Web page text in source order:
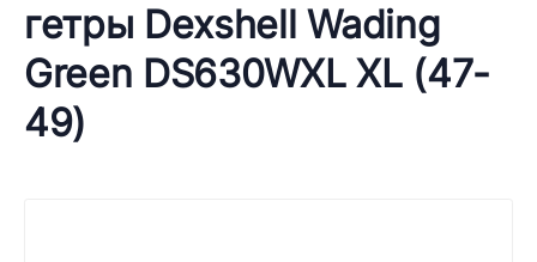
гетры Dexshell Wading
Green DS630WXL XL (47-
49)
Задайте свой вопрос,
мы обязательно